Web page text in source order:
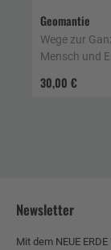
Geomantie
30,00 €
Wege zur
Mensch und
Newsletter
Mit dem NEUE